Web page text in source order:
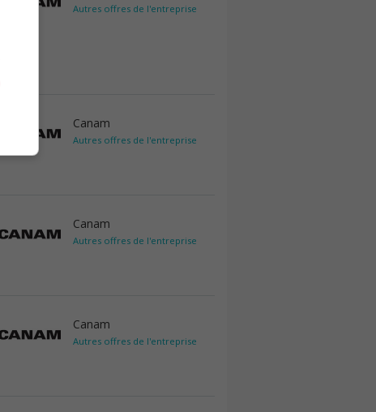
Autres offres de l'entreprise
Canam
Autres offres de l'entreprise
Canam
Autres offres de l'entreprise
Canam
Autres offres de l'entreprise